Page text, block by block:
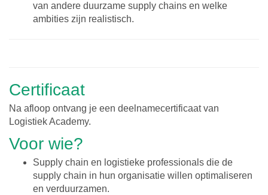
van andere duurzame supply chains en welke
ambities zijn realistisch.
Certificaat
Na afloop ontvang je een deelnamecertificaat van
Logistiek Academy.
Voor wie?
Supply chain en logistieke professionals die de
supply chain in hun organisatie willen optimaliseren
en verduurzamen.